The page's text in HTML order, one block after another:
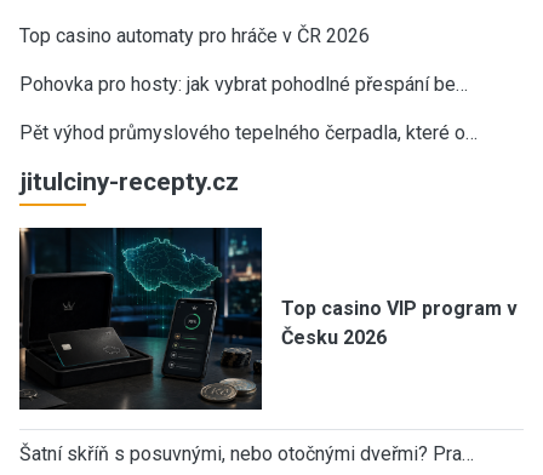
Top casino automaty pro hráče v ČR 2026
Pohovka pro hosty: jak vybrat pohodlné přespání be…
Pět výhod průmyslového tepelného čerpadla, které o…
jitulciny-recepty.cz
Top casino VIP program v
Česku 2026
Šatní skříň s posuvnými, nebo otočnými dveřmi? Pra…